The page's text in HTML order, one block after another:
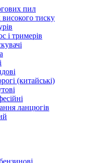
пил
тиску
і тримерів
(китайські)
ланцюгів